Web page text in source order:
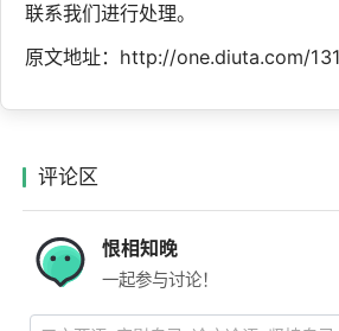
联系我们进行处理。
原文地址：http://one.diuta.com/
评论区
恨相知晚
一起参与讨论！